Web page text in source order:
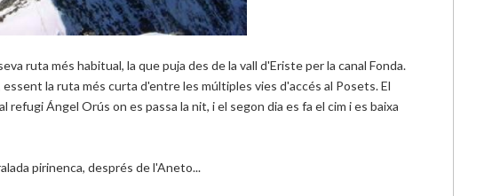
ruta més habitual, la que puja des de la vall d'Eriste per la canal Fonda.
la ruta més curta d'entre les múltiples vies d'accés al Posets. El
Ángel Orús on es passa la nit, i el segon dia es fa el cim i es baixa
pirinenca, després de l'Aneto...